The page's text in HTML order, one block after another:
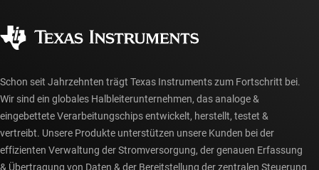
myTI-Konto FAQs
Schon seit Jahrzehnten trägt Texas Instruments zum Fortschritt bei.
Wir sind ein globales Halbleiterunternehmen, das analoge &
eingebettete Verarbeitungschips entwickelt, herstellt, testet &
vertreibt. Unsere Produkte unterstützen unsere Kunden bei der
effizienten Verwaltung der Stromversorgung, der genauen Erfassung
& Übertragung von Daten & der Bereitstellung der zentralen Steuerung